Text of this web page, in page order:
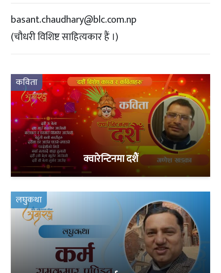
basant.chaudhary@blc.com.np
(चौधरी विशिष्ट साहित्यकार हैं ।)
कविता
क्वारेन्टिनमा दशैं
लघुकथा